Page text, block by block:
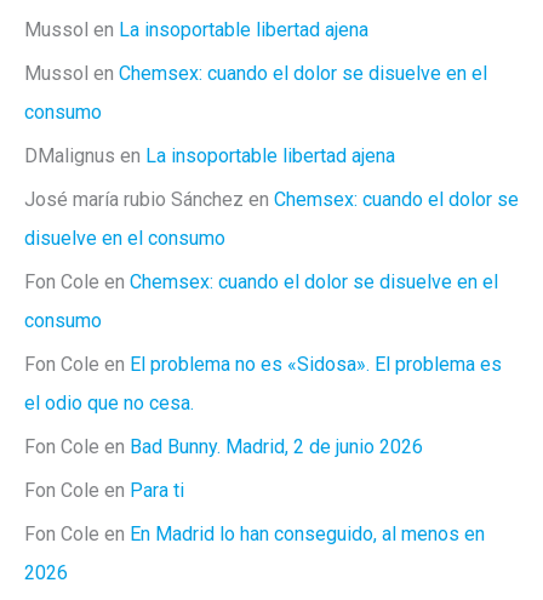
Mussol en La insoportable libertad ajena
Mussol en Chemsex: cuando el dolor se disuelve en el
consumo
DMalignus en La insoportable libertad ajena
José maría rubio Sánchez en Chemsex: cuando el dolor se
disuelve en el consumo
Fon Cole en Chemsex: cuando el dolor se disuelve en el
consumo
Fon Cole en El problema no es «Sidosa». El problema es
el odio que no cesa.
Fon Cole en Bad Bunny. Madrid, 2 de junio 2026
Fon Cole en Para ti
Fon Cole en En Madrid lo han conseguido, al menos en
2026